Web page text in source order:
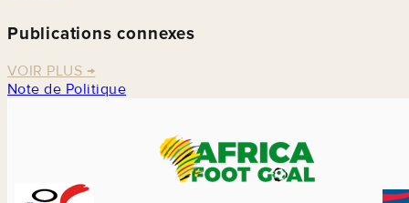
Publications connexes
VOIR PLUS →
Note de Politique